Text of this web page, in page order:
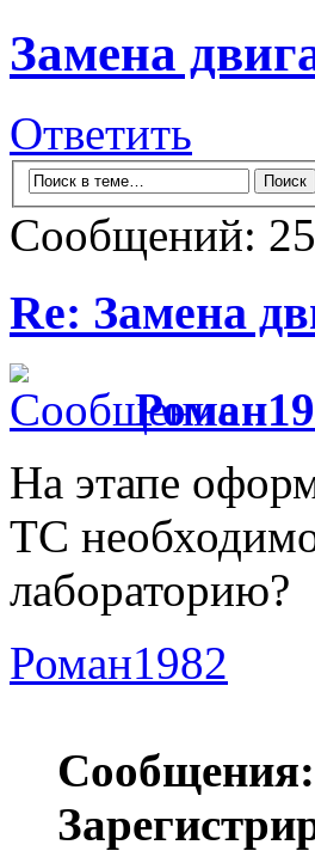
Замена
Ответить
Сообщений:
Re: Замена
На этапе
ТС
лабораторию?
Роман1982
Сообщения: